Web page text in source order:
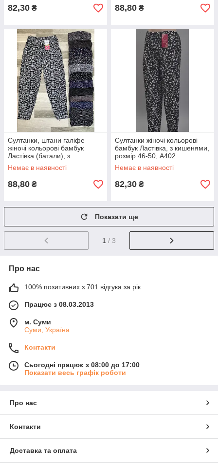
82,30 ₴ 88,80 ₴
Султанки, штани галіфе
жіночі кольорові бамбук
Ластівка (батали), з
кишенями, розмір 50-56,
А401-2
Немає в наявності
88,80 ₴
Султанки жіночі кольорові
бамбук Ластівка, з кишенями,
розмір 46-50, А402
Немає в наявності
82,30 ₴
Показати ще
1 / 3
Про нас
100% позитивних з 701 відгука за рік
Працює з 08.03.2013
м. Суми
Суми, Україна
Контакти
Сьогодні працює з 08:00 до 17:00
Показати весь графік роботи
Про нас
Контакти
Доставка та оплата